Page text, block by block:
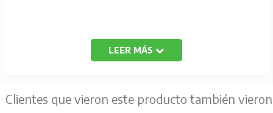
LEER MÁS
Clientes que vieron este producto también vieron